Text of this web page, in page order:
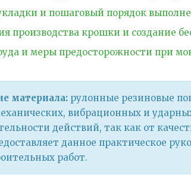
и пошаговый порядок
производства крошки и создание
и меры предосторожности при
материала: рулонные резиновые
вибрационных и
действий, так как от
данное практическое
работ.